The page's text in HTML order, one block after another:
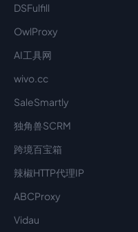
DSFulfill
OwlProxy
AI工具网
wivo.cc
SaleSmartly
独角兽SCRM
跨境百宝箱
辣椒HTTP代理IP
ABCProxy
Vidau